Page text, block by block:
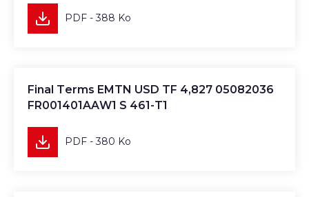
PDF - 388 Ko
Télécharger
Final Terms EMTN USD TF 4,827 05082036
FR001401AAW1 S 461-T1
PDF - 380 Ko